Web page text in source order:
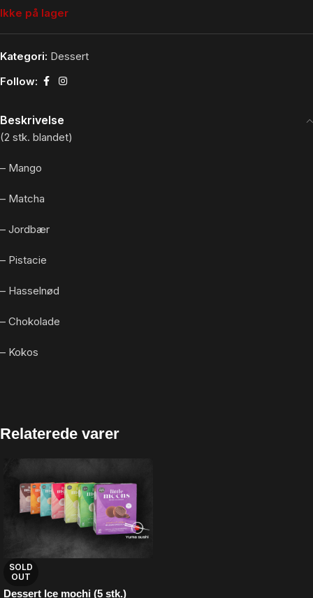
Ikke på lager
Kategori: Dessert
Follow:
Beskrivelse
(2 stk. blandet)
– Mango
– Matcha
– Jordbær
– Pistacie
– Hasselnød
– Chokolade
– Kokos
Relaterede varer
SOLD
OUT
Dessert Ice mochi (5 stk.)